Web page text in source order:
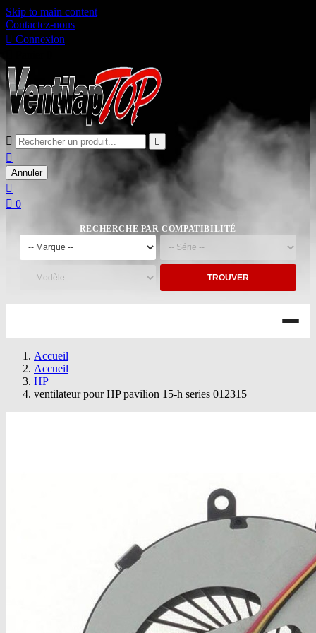
Skip to main content
Contactez-nous
 Connexion
 

Annuler

 0
RECHERCHE PAR COMPATIBILITÉ
TROUVER
Accueil
Accueil
HP
ventilateur pour HP pavilion 15-h series 012315